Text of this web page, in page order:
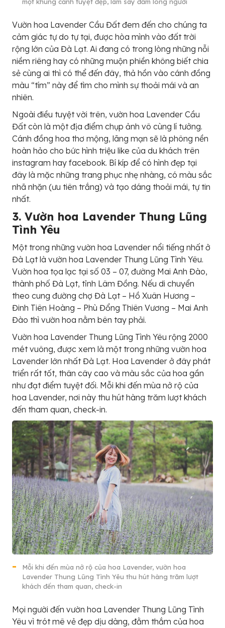
một khung cảnh tuyệt đẹp, làm say đắm lòng người
Vườn hoa Lavender Cầu Đất đem đến cho chúng ta
cảm giác tự do tự tại, được hòa mình vào đất trời
rộng lớn của Đà Lạt. Ai đang có trong lòng những nỗi
niềm riêng hay có những muộn phiền không biết chia
sẻ cùng ai thì có thể đến đây, thả hồn vào cánh đồng
màu “tím” này để tìm cho mình sự thoải mái và an
nhiên.
Ngoài điều tuyệt vời trên, vườn hoa Lavender Cầu
Đất còn là một địa điểm chụp ảnh vô cùng lí tưởng.
Cánh đồng hoa thơ mộng, lãng mạn sẽ là phông nền
hoàn hảo cho bức hình triệu like của du khách trên
instagram hay facebook. Bí kíp để có hình đẹp tại
đây là mặc những trang phục nhẹ nhàng, có màu sắc
nhã nhặn (ưu tiên trắng) và tạo dáng thoải mái, tự tin
nhất.
3. Vườn hoa Lavender Thung Lũng
Tình Yêu
Một trong những vườn hoa Lavender nổi tiếng nhất ở
Đà Lạt là vườn hoa Lavender Thung Lũng Tình Yêu.
Vườn hoa tọa lạc tại số 03 – 07, đường Mai Anh Đào,
thành phố Đà Lạt, tỉnh Lâm Đồng. Nếu di chuyển
theo cung đường chợ Đà Lạt – Hồ Xuân Hương –
Đinh Tiên Hoàng – Phù Đổng Thiên Vương – Mai Anh
Đào thì vườn hoa nằm bên tay phải.
Vườn hoa Lavender Thung Lũng Tình Yêu rộng 2000
mét vuông, được xem là một trong những vườn hoa
Lavender lớn nhất Đà Lạt. Hoa Lavender ở đây phát
triển rất tốt, thân cây cao và màu sắc của hoa gần
như đạt điểm tuyệt đối. Mỗi khi đến mùa nở rộ của
hoa Lavender, nơi này thu hút hàng trăm lượt khách
đến tham quan, check-in.
Mỗi khi đến mùa nở rộ của hoa Lavender, vườn hoa
Lavender Thung Lũng Tình Yêu thu hút hàng trăm lượt
khách đến tham quan, check-in
Mọi người đến vườn hoa Lavender Thung Lũng Tình
Yêu vì trót mê vẻ đẹp dịu dàng, đằm thắm của hoa